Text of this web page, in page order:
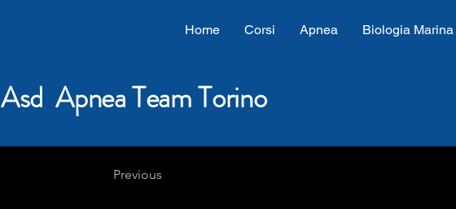
Home Corsi Apnea Biologia Marina
Asd Apnea Team Torino
Previous